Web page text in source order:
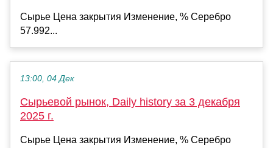
Сырье Цена закрытия Изменение, % Серебро
57.992...
13:00, 04 Дек
Сырьевой рынок, Daily history за 3 декабря
2025 г.
Сырье Цена закрытия Изменение, % Серебро